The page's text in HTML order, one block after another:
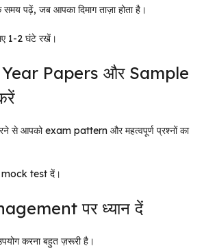
पढ़ें, जब आपका दिमाग ताज़ा होता है।
1-2 घंटे रखें।
Papers और Sample
से आपको exam pattern और महत्वपूर्ण प्रश्नों का
mock test दें।
पर ध्यान दें
करना बहुत ज़रूरी है।